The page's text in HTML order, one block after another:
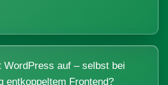
WordPress auf – selbst bei
entkoppeltem Frontend?